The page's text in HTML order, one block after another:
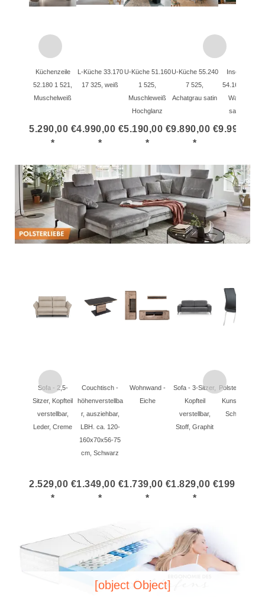
Küchenzeile
52.180 1 521,
Muschelweiß
5.290,00 €
*
L-Küche 33.170
17 325, weiß
4.990,00 €
*
U-Küche 51.160
1 525,
Muschleweiß
Hochglanz
5.190,00 €
*
U-Küche 55.240
7 525,
Achatgrau satin
9.890,00 €
*
Inselküche
54.160 6 525,
Waldgrün
samtmatt
9.990,00 €
Sofa - 2,5-
Sitzer, Kopfteil
verstellbar,
Leder, Creme
2.529,00 €
*
Couchtisch -
höhenverstellba
r, ausziehbar,
LBH. ca. 120-
160x70x56-75
cm, Schwarz
1.349,00 €
*
Wohnwand -
Eiche
1.739,00 €
*
Sofa - 3-Sitzer,
Kopfteil
verstellbar,
Stoff, Graphit
1.829,00 €
*
Polsterstuhl -
Kunstleder,
Schwarz
199,00 €
[object Object]